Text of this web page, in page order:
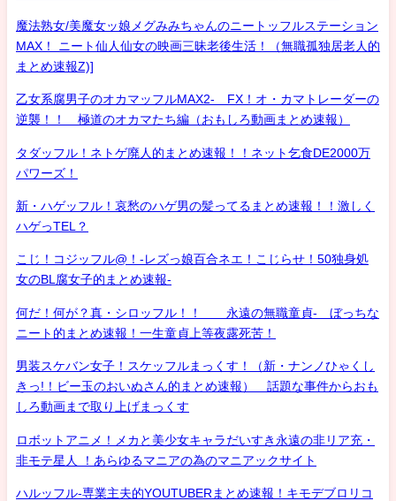
魔法熟女/美魔女ッ娘メグみみちゃんのニートッフルステーション
MAX！ ニート仙人仙女の映画三昧老後生活！（無職孤独居老人的
まとめ速報Z)]
乙女系腐男子のオカマッフルMAX2- FX！オ・カマトレーダーの
逆襲！！ 極道のオカマたち編（おもしろ動画まとめ速報）
タダッフル！ネトゲ廃人的まとめ速報！！ネット乞食DE2000万
パワーズ！
新・ハゲッフル！哀愁のハゲ男の髪ってるまとめ速報！！激しく
ハゲっTEL？
こじ！コジッフル@！-レズっ娘百合ネエ！こじらせ！50独身処
女のBL腐女子的まとめ速報-
何だ！何が？真・シロッフル！！ 永遠の無職童貞- ぼっちな
ニート的まとめ速報！一生童貞上等夜露死苦！
男装スケバン女子！スケッフルまっくす！（新・ナンノひゃくし
きっ!！ビー玉のおいぬさん的まとめ速報） 話題な事件からおも
しろ動画まで取り上げまっくす
ロボットアニメ！メカと美少女キャラだいすき永遠の非リア充・
非モテ星人 ！あらゆるマニアの為のマニアックサイト
ハルッフル-専業主夫的YOUTUBERまとめ速報！キモデブロリコ